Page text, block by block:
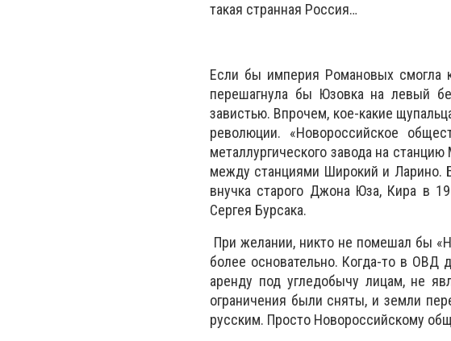
такая странная Россия…
Если бы империя Романовых смогла
перешагнула бы Юзовка на левый
завистью. Впрочем, кое-какие
революции. «Новороссийское
металлургического завода на
между станциями Широкий и Ларино.
внучка старого Джона Юза, Кира в
Сергея Бурсака.
При желании, никто не помешал бы
более основательно. Когда-то в ОВД
аренду под угледобычу лицам, не
ограничения были сняты, и земли
русским. Просто Новороссийскому